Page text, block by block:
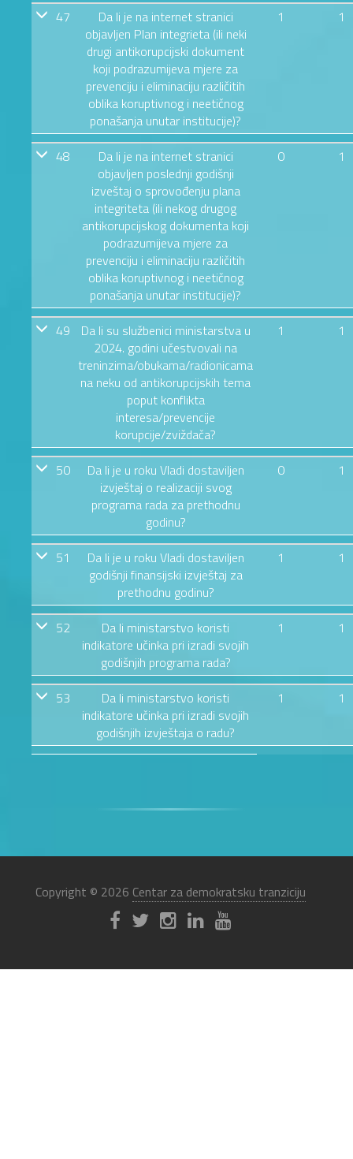
47
Da li je na internet stranici
objavljen Plan integrieta (ili neki
drugi antikorupcijski dokument
koji podrazumijeva mjere za
prevenciju i eliminaciju različitih
oblika koruptivnog i neetičnog
ponašanja unutar institucije)?
1 1
48
Da li je na internet stranici
objavljen poslednji godišnji
izveštaj o sprovođenju plana
integriteta (ili nekog drugog
antikorupcijskog dokumenta koji
podrazumijeva mjere za
prevenciju i eliminaciju različitih
oblika koruptivnog i neetičnog
ponašanja unutar institucije)?
0 1
49
Da li su službenici ministarstva u
2024. godini učestvovali na
treninzima/obukama/radionicama
na neku od antikorupcijskih tema
poput konflikta
interesa/prevencije
korupcije/zviždača?
1 1
50
Da li je u roku Vladi dostaviljen
izvještaj o realizaciji svog
programa rada za prethodnu
godinu?
0 1
51
Da li je u roku Vladi dostaviljen
godišnji finansijski izvještaj za
prethodnu godinu?
1 1
52
Da li ministarstvo koristi
indikatore učinka pri izradi svojih
godišnjih programa rada?
1 1
53
Da li ministarstvo koristi
indikatore učinka pri izradi svojih
godišnjih izvještaja o radu?
1 1
Copyright © 2026 Centar za demokratsku tranziciju